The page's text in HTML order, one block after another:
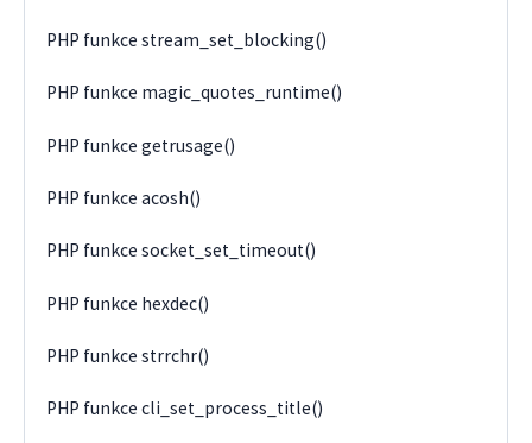
PHP funkce stream_set_blocking()
PHP funkce magic_quotes_runtime()
PHP funkce getrusage()
PHP funkce acosh()
PHP funkce socket_set_timeout()
PHP funkce hexdec()
PHP funkce strrchr()
PHP funkce cli_set_process_title()